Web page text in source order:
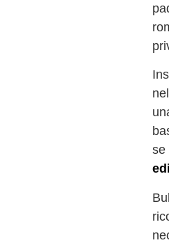
se